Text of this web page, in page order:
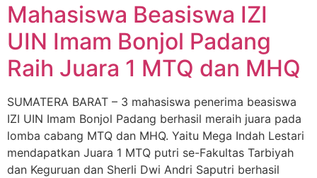
Mahasiswa Beasiswa IZI
UIN Imam Bonjol Padang
Raih Juara 1 MTQ dan MHQ
SUMATERA BARAT – 3 mahasiswa penerima beasiswa
IZI UIN Imam Bonjol Padang berhasil meraih juara pada
lomba cabang MTQ dan MHQ. Yaitu Mega Indah Lestari
mendapatkan Juara 1 MTQ putri se-Fakultas Tarbiyah
dan Keguruan dan Sherli Dwi Andri Saputri berhasil